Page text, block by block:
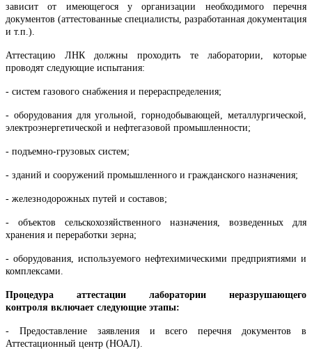
зависит от имеющегося у организации необходимого перечня
документов (аттестованные специалисты, разработанная документация
и т.п.).
Аттестацию ЛНК должны проходить те лаборатории, которые
проводят следующие испытания:
- систем газового снабжения и перераспределения;
- оборудования для угольной, горнодобывающей, металлургической,
электроэнергетической и нефтегазовой промышленности;
- подъемно-грузовых систем;
- зданий и сооружений промышленного и гражданского назначения;
- железнодорожных путей и составов;
- объектов сельскохозяйственного назначения, возведенных для
хранения и переработки зерна;
- оборудования, используемого нефтехимическими предприятиями и
комплексами.
Процедура аттестации лаборатории неразрушающего
контроля включает следующие этапы:
- Предоставление заявления и всего перечня документов в
Аттестационный центр (НОАЛ).